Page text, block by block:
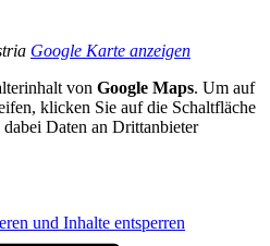
Google Karte anzeigen
von Google Maps. Um auf
klicken Sie auf die Schaltfläche
Daten an Drittanbieter
und Inhalte entsperren